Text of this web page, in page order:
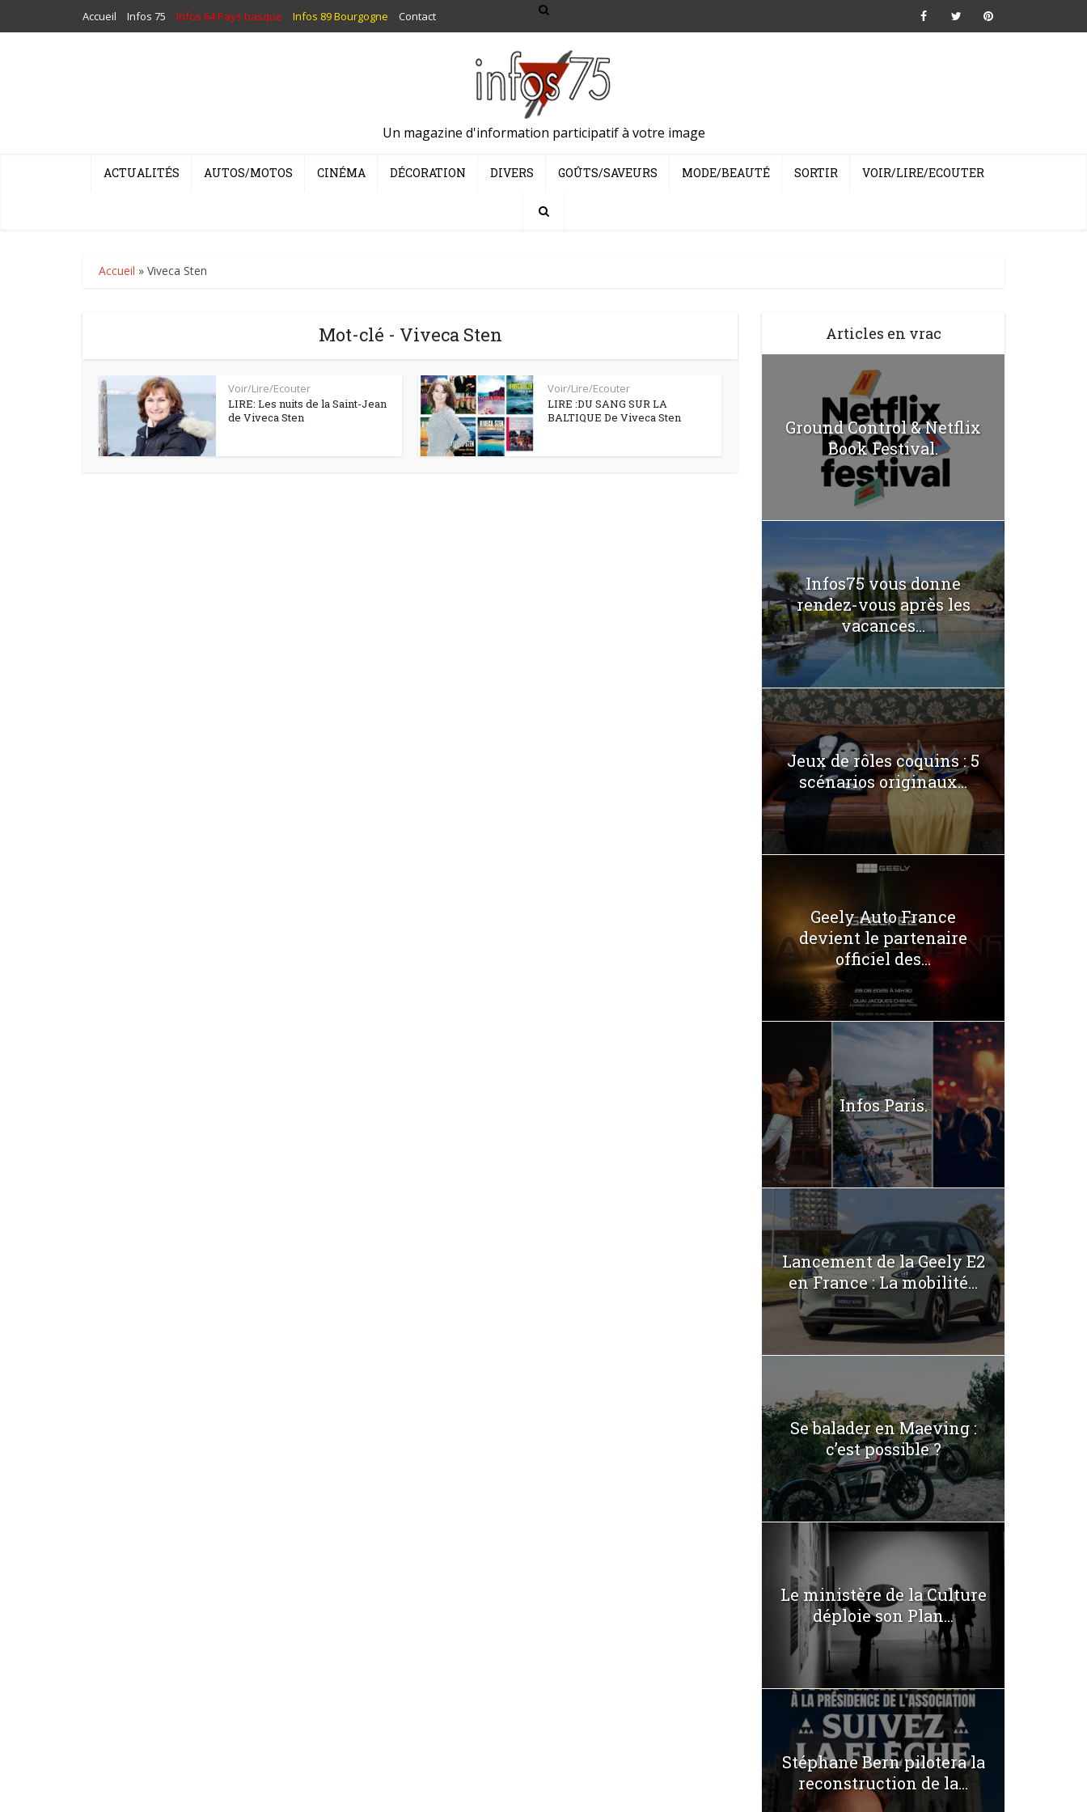
Accueil Infos 75 Infos 64 Pays basque Infos 89 Bourgogne Contact
Un magazine d'information participatif à votre image
ACTUALITÉS AUTOS/MOTOS CINÉMA DÉCORATION DIVERS GOÛTS/SAVEURS MODE/BEAUTÉ SORTIR VOIR/LIRE/ECOUTER
Accueil » Viveca Sten
Mot-clé - Viveca Sten
Voir/Lire/Ecouter
LIRE: Les nuits de la Saint-Jean
de Viveca Sten
Voir/Lire/Ecouter
LIRE :DU SANG SUR LA
BALTIQUE De Viveca Sten
Articles en vrac
Ground Control & Netflix
Book Festival.
Infos75 vous donne
rendez-vous après les
vacances...
Jeux de rôles coquins : 5
scénarios originaux...
Geely Auto France
devient le partenaire
officiel des...
Infos Paris.
Lancement de la Geely E2
en France : La mobilité...
Se balader en Maeving :
c’est possible ?
Le ministère de la Culture
déploie son Plan...
Stéphane Bern pilotera la
reconstruction de la...